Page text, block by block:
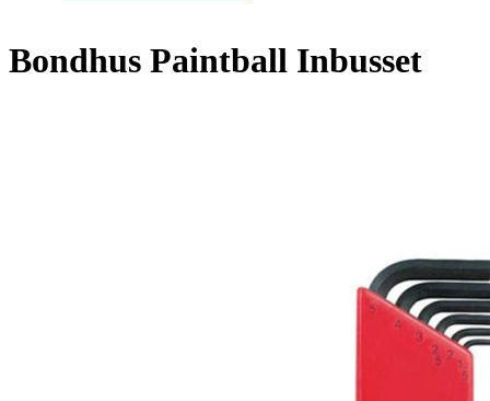
Bondhus Paintball Inbusset